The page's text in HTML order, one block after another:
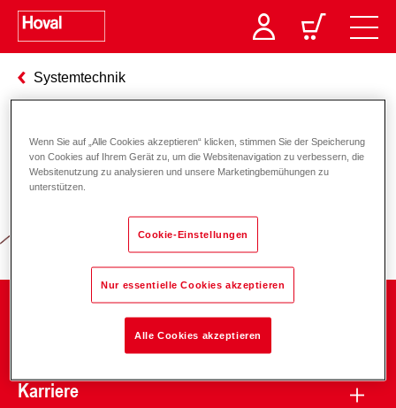
Systemtechnik
Verantwortung für Energie und
Karriere
Wenn Sie auf „Alle Cookies akzeptieren“ klicken, stimmen Sie der Speicherung
von Cookies auf Ihrem Gerät zu, um die Websitenavigation zu verbessern, die
Websitenutzung zu analysieren und unsere Marketingbemühungen zu
unterstützen.
Cookie-Einstellungen
Nur essentielle Cookies akzeptieren
Alle Cookies akzeptieren